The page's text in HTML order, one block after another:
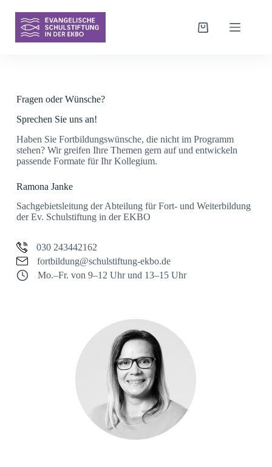
Inhalt
springen
Warenkorb
Fragen oder Wünsche?
Sprechen Sie uns an!
Haben Sie Fortbildungswünsche, die nicht im Programm
stehen? Wir greifen Ihre Themen gern auf und entwickeln
passende Formate für Ihr Kollegium.
Ramona Janke
Sachgebietsleitung der Abteilung für Fort- und Weiterbildung
der Ev. Schulstiftung in der EKBO
030 243442162
fortbildung@schulstiftung-ekbo.de
Mo.–Fr. von 9–12 Uhr und 13–15 Uhr